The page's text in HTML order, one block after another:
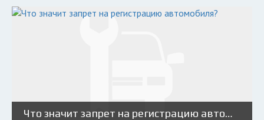
Что значит запрет на регистрацию автомобиля?